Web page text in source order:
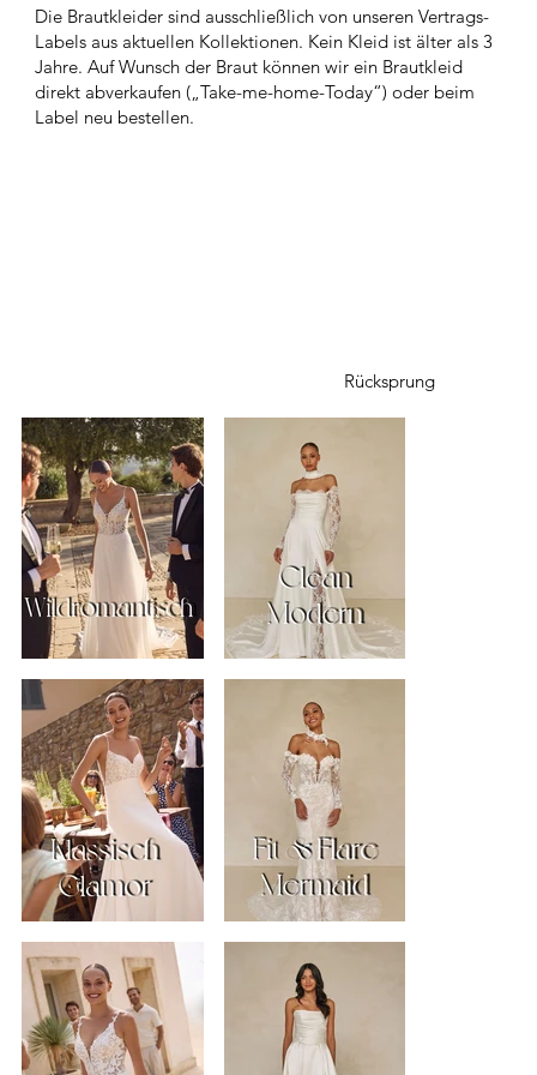
Die Brautkleider sind ausschließlich von unseren Vertrags-
Labels aus aktuellen Kollektionen. Kein Kleid ist älter als 3
Jahre. Auf Wunsch der Braut können wir ein Brautkleid
direkt abverkaufen („Take-me-home-Today“) oder beim
Label neu bestellen.
Rücksprung